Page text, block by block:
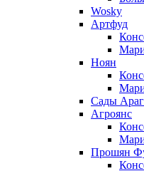
Wosky
Артфуд
Ноян
Сады
Агроянс
Прошян